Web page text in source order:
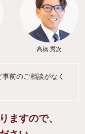
髙橋 秀次
前のご相談がなく
ますので、